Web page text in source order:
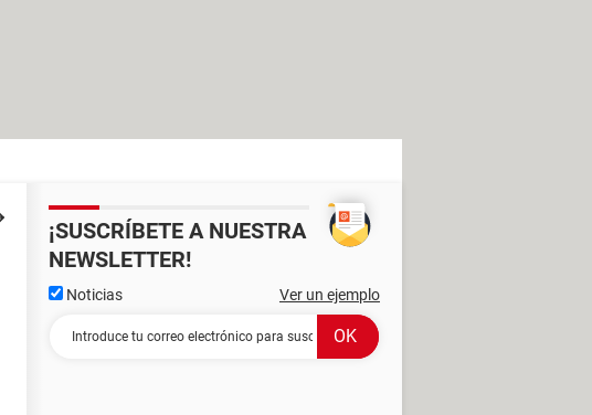
¡SUSCRÍBETE A NUESTRA
NEWSLETTER!
Noticias Ver un ejemplo